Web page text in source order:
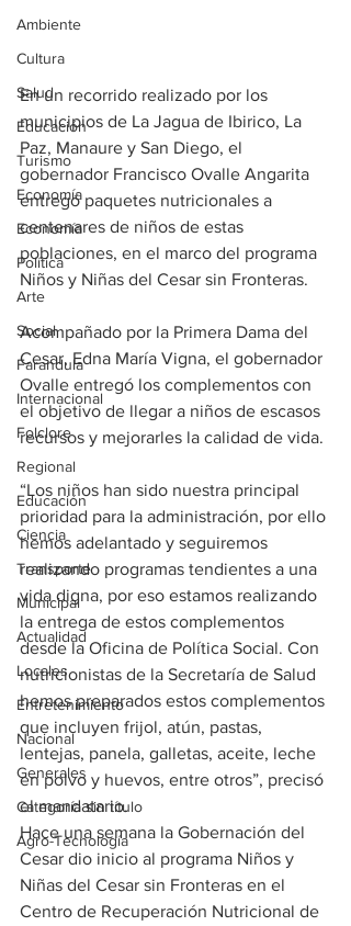
Ambiente
Cultura
Salud
Educación
Turismo
Economía
Economía
Política
Arte
Social
Farandula
Internacional
Folclore
Regional
Educación
Ciencia
Transporte
Municipal
Actualidad
Locales
Entretenimiento
Nacional
Generales
Categoría sin título
Agro-Tecnología
En un recorrido realizado por los
municipios de La Jagua de Ibirico, La
Paz, Manaure y San Diego, el
gobernador Francisco Ovalle Angarita
entregó paquetes nutricionales a
centenares de niños de estas
poblaciones, en el marco del programa
Niños y Niñas del Cesar sin Fronteras.
Acompañado por la Primera Dama del
Cesar, Edna María Vigna, el gobernador
Ovalle entregó los complementos con
el objetivo de llegar a niños de escasos
recursos y mejorarles la calidad de vida.
“Los niños han sido nuestra principal
prioridad para la administración, por ello
hemos adelantado y seguiremos
realizando programas tendientes a una
vida digna, por eso estamos realizando
la entrega de estos complementos
desde la Oficina de Política Social. Con
nutricionistas de la Secretaría de Salud
hemos preparados estos complementos
que incluyen frijol, atún, pastas,
lentejas, panela, galletas, aceite, leche
en polvo y huevos, entre otros”, precisó
el mandatario.
Hace una semana la Gobernación del
Cesar dio inicio al programa Niños y
Niñas del Cesar sin Fronteras en el
Centro de Recuperación Nutricional de